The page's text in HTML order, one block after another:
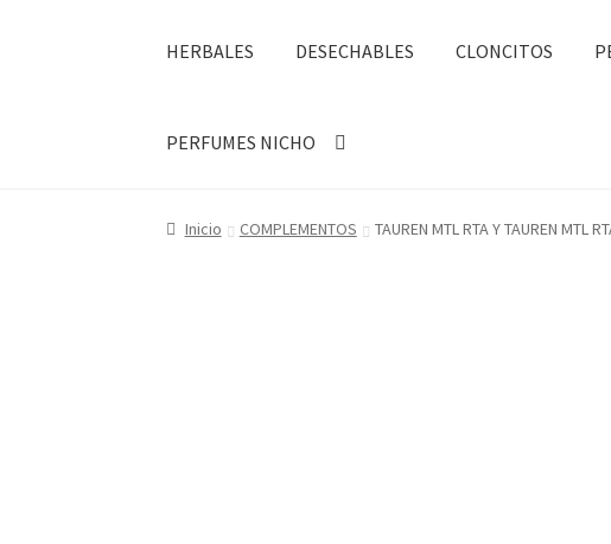
HERBALES DESECHABLES CLONCITOS
PERFUMES NICHO
Inicio COMPLEMENTOS TAUREN MTL RTA Y TAUREN MTL